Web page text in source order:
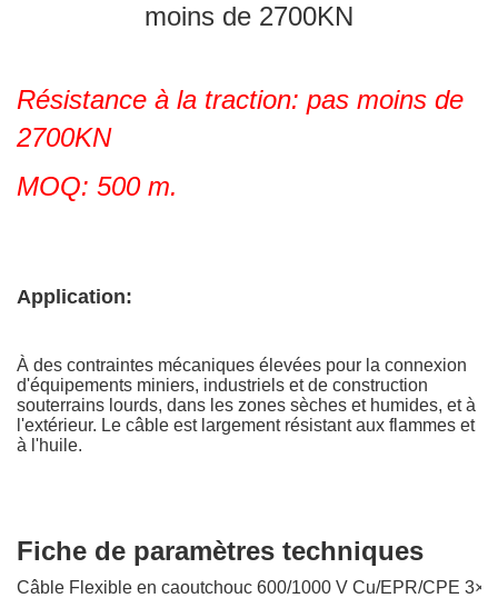
moins de 2700KN
Résistance à la traction: pas moins de
2700KN
MOQ: 500 m.
Application:
À des contraintes mécaniques élevées pour la connexion
d'équipements miniers, industriels et de construction
souterrains lourds, dans les zones sèches et humides, et à
l'extérieur. Le câble est largement résistant aux flammes et
à l'huile.
Fiche de paramètres techniques
Câble Flexible en caoutchouc 600/1000 V Cu/EPR/CPE